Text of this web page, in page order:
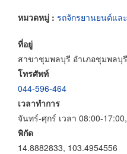
หมวดหมู่ : รถจักรยานยนต์แล
ที่อยู่
สาขาชุมพลบุรี อำเภอชุมพลบุ
โทรศัพท์
044-596-464
เวลาทำการ
จันทร์-ศุกร์ เวลา 08:00-
พิกัด
14.8882833, 103.4954556